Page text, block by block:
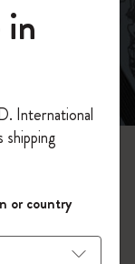
そ
、初回注
す。セ
外。
限定オフ
インスピ
ょう。
in
International
or country